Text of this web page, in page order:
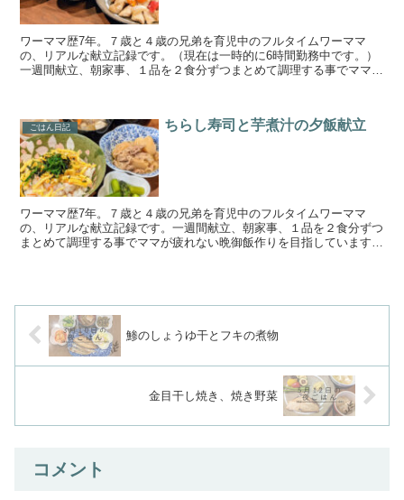
ワーママ歴7年。７歳と４歳の兄弟を育児中のフルタイムワーママ
の、リアルな献立記録です。（現在は一時的に6時間勤務中です。）
一週間献立、朝家事、１品を２食分ずつまとめて調理する事でママが
ごはん日記 ちらし寿司と芋煮汁の夕飯献立
ワーママ歴7年。７歳と４歳の兄弟を育児中のフルタイムワーママ
の、リアルな献立記録です。一週間献立、朝家事、１品を２食分ずつ
まとめて調理する事でママが疲れない晩御飯作りを目指しています。
鯵のしょうゆ干とフキの煮物
金目干し焼き、焼き野菜
コメント